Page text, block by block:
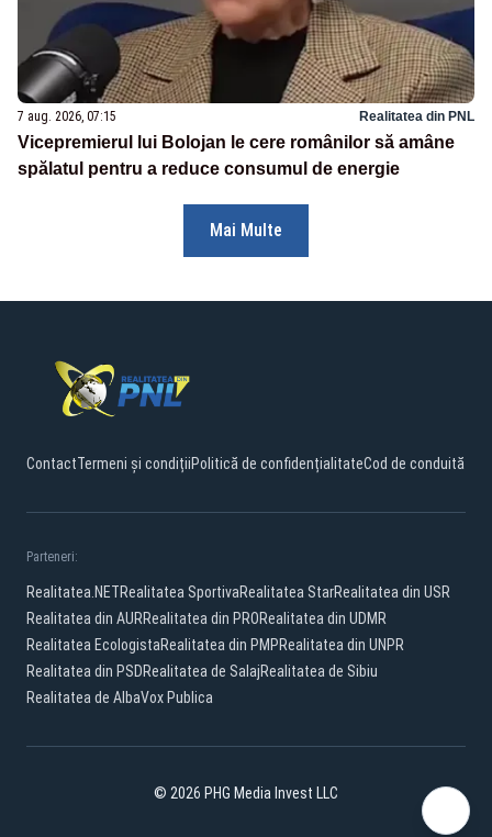
7 aug. 2026, 07:15 Realitatea din PNL
Vicepremierul lui Bolojan le cere românilor să amâne
spălatul pentru a reduce consumul de energie
Mai Multe
ContactTermeni și condițiiPolitică de confidențialitateCod de conduită
Parteneri:
Realitatea.NETRealitatea SportivaRealitatea StarRealitatea din USR
Realitatea din AURRealitatea din PRORealitatea din UDMR
Realitatea EcologistaRealitatea din PMPRealitatea din UNPR
Realitatea din PSDRealitatea de SalajRealitatea de Sibiu
Realitatea de AlbaVox Publica
© 2026 PHG Media Invest LLC